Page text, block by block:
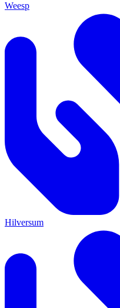
Weesp
Hilversum